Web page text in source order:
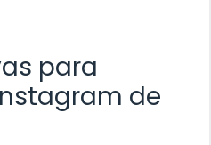
para
de